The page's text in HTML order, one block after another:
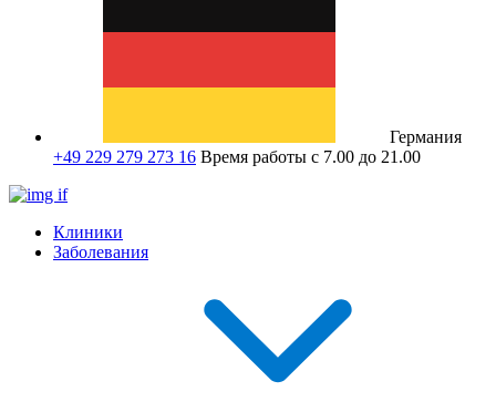
Германия
+49 229 279 273 16 Время работы с 7.00 до 21.00
Клиники
Заболевания